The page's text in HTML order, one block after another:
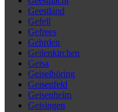
Geestland
Gefell
Gefrees
Gehrden
Geilenkirchen
Geisa
Geiselhöring
Geisenfeld
Geisenheim
Geisingen